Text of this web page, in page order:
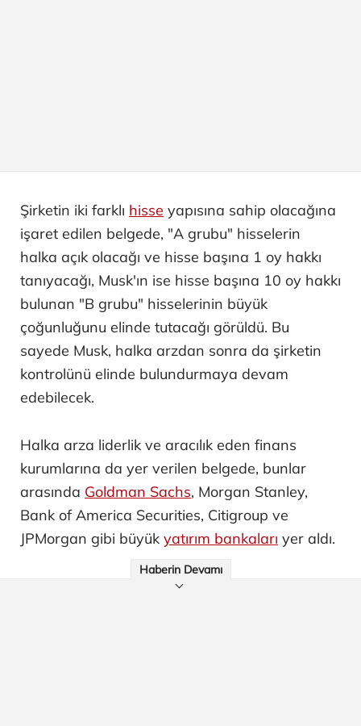
Şirketin iki farklı hisse yapısına sahip olacağına
işaret edilen belgede, "A grubu" hisselerin
halka açık olacağı ve hisse başına 1 oy hakkı
tanıyacağı, Musk'ın ise hisse başına 10 oy hakkı
bulunan "B grubu" hisselerinin büyük
çoğunluğunu elinde tutacağı görüldü. Bu
sayede Musk, halka arzdan sonra da şirketin
kontrolünü elinde bulundurmaya devam
edebilecek.
Halka arza liderlik ve aracılık eden finans
kurumlarına da yer verilen belgede, bunlar
arasında Goldman Sachs, Morgan Stanley,
Bank of America Securities, Citigroup ve
JPMorgan gibi büyük yatırım bankaları yer aldı.
Haberin Devamı